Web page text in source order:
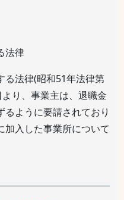
法律
る法律(昭和51年法律第
り、事業主は、退職金
ように要請されており
加入した事業所について